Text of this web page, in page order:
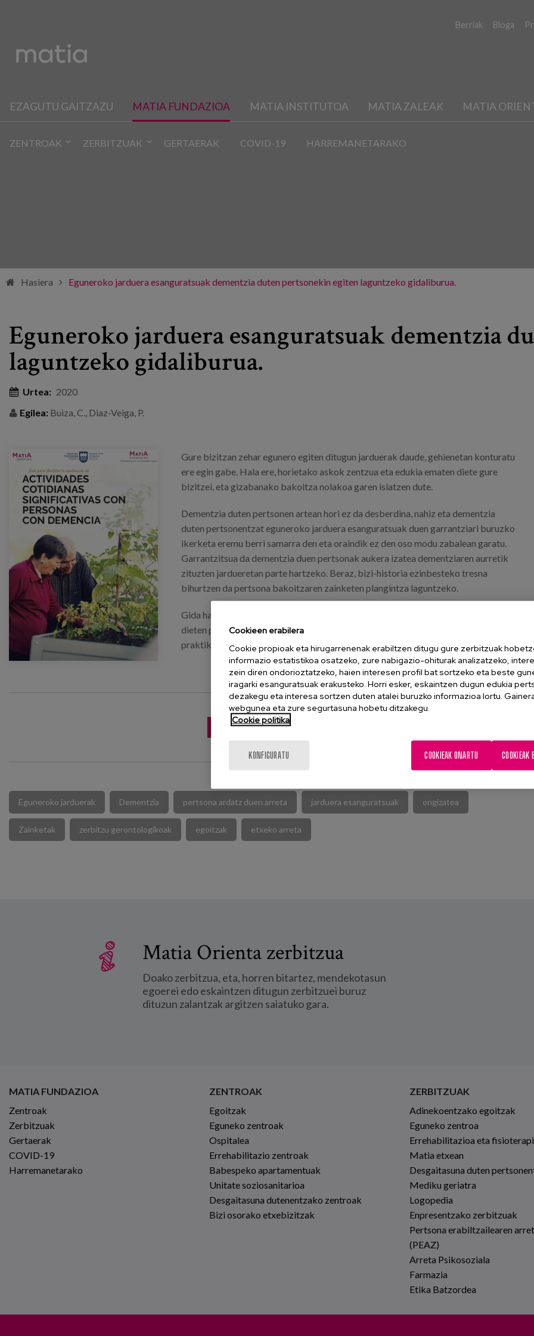
Berriak Bloga
EZAGUTU GAITZAZU MATIA FUNDAZIOA MATIA INSTITUTOA MATIA ZALEAK MATIA
ZENTROAK ZERBITZUAK GERTAERAK COVID-19 HARREMANETARAKO
Hasiera Eguneroko jarduera esanguratsuak dementzia duten pertsonekin egiten laguntzeko gidaliburua.
Eguneroko jarduera esanguratsuak dementzia
laguntzeko gidaliburua.
Urtea: 2020
Egilea: Buiza, C., Diaz-Veiga, P.
Gure bizitzan zehar egunero egiten ditugun jarduerak daude, gehienetan konturatu
ere egin gabe. Hala ere, horietako askok zentzua eta edukia ematen diete gure
bizitzei, eta gizabanako bakoitza nolakoa garen islatzen dute.
Dementzia duten pertsonen artean hori ez da desberdina, nahiz eta dementzia
duten pertsonentzat eguneroko jarduera esanguratsuak duen garrantziari buruzko
ikerketa eremu berri samarra den eta oraindik ez den oso modu zabalean garatu.
Garrantzitsua da dementzia duen pertsonak aukera izatea dementziaren aurretik
zituzten jardueretan parte hartzeko. Beraz, bizi-historia ezinbesteko tresna
bihurtzen da pertsona bakoitzaren zainketen plangintza laguntzeko.
Gida hau prestatu da dementzia duten pertsonei eguneroko errutinetan laguntzen
dieten pertsonek eguneroko jarduera terapeutiko esanguratsuak egiteko tresna
praktiko bat izan dezaten.
JAITSI ARGITALPEN OSOA
Eguneroko jarduerak Dementzia pertsona ardatz duen arreta jarduera esanguratsuak ongizatea
Zainketak zerbitzu gerontologikoak egoitzak etxeko arreta
Matia Orienta zerbitzua
Doako zerbitzua, eta, horren bitartez, mendekotasun
egoerei edo eskaintzen ditugun zerbitzuei buruz
dituzun zalantzak argitzen saiatuko gara.
MATIA FUNDAZIOA
Zentroak
Zerbitzuak
Gertaerak
COVID-19
Harremanetarako
ZENTROAK
Egoitzak
Eguneko zentroak
Ospitalea
Errehabilitazio zentroak
Babespeko apartamentuak
Unitate soziosanitarioa
Desgaitasuna dutenentzako zentroak
Bizi osorako etxebizitzak
ZERBITZUAK
Adinekoentzako egoitzak
Eguneko zentroa
Errehabilitazioa eta
Matia etxean
Desgaitasuna duten
Mediku geriatra
Logopedia
Enpresentzako zerbitzuak
Pertsona erabiltzailearen
(PEAZ)
Arreta Psikosoziala
Farmazia
Etika Batzordea
Cookieen erabilera
Cookie propioak eta hirugarrenenak erabiltzen ditugu gure zerbitzuak
informazio estatistikoa osatzeko, zure nabigazio-ohiturak analizatzeko,
zein diren ondorioztatzeko, haien interesen profil bat sortzeko eta beste
iragarki esanguratsuak erakusteko. Horri esker, eskaintzen dugun edukia
dezakegu eta interesa sortzen duten atalei buruzko informazioa lortu.
webgunea eta zure segurtasuna hobetu ditzakegu.
Cookie politika
KONFIGURATU COOKIEAK
COOKIEAK ONARTU